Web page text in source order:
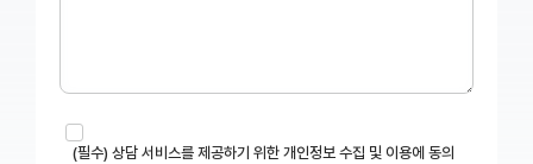
(필수) 상담 서비스를 제공하기 위한 개인정보 수집 및 이용에 동의